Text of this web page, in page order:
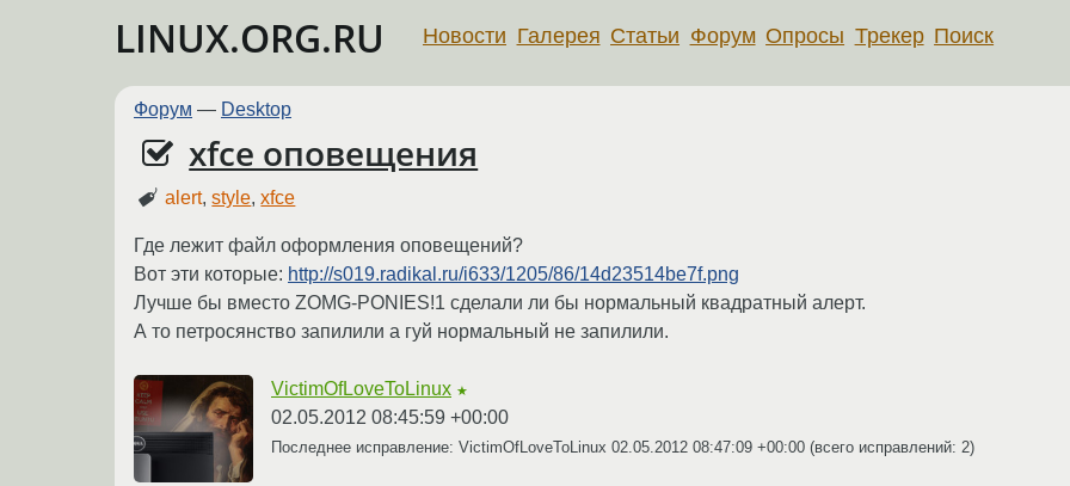
LINUX.ORG.RU Новости Галерея Статьи Форум Опросы Трекер Поиск
Форум — Desktop
xfce оповещения
alert,style,xfce
Где лежит файл оформления оповещений?
Вот эти которые: http://s019.radikal.ru/i633/1205/86/14d23514be7f.png
Лучше бы вместо ZOMG-PONIES!1 сделали ли бы нормальный квадратный алерт.
А то петросянство запилили а гуй нормальный не запилили.
VictimOfLoveToLinux ★
02.05.2012 08:45:59 +00:00
Последнее исправление: VictimOfLoveToLinux 02.05.2012 08:47:09 +00:00 (всего исправлений: 2)